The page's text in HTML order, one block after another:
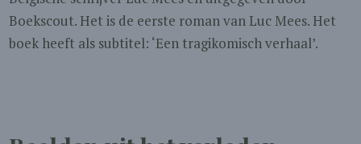
Boekscout. Het is de eerste roman van Luc Mees. Het
boek heeft als subtitel: ‘Een tragikomisch verhaal’.